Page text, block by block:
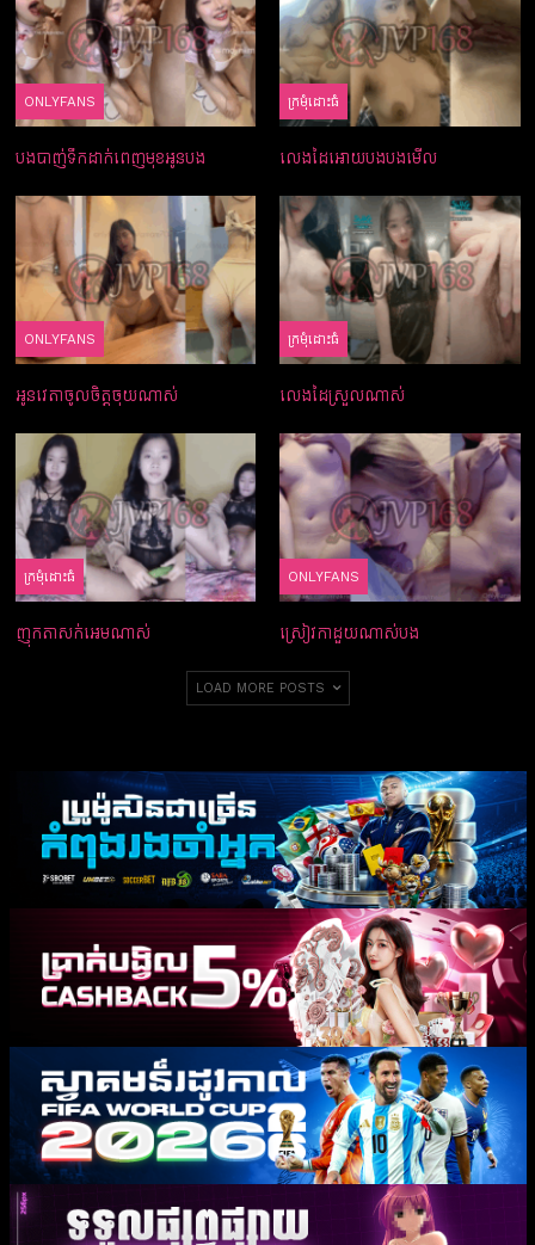
ONLYFANS
បងបាញ់ទឹកដាក់ពេញមុខអូនបង
ក្រមំុដោះធំ
លេងដៃអោយបងបងមើល
ONLYFANS
អូនវេតាចូលចិត្ដចុយណាស់
ក្រមំុដោះធំ
លេងដៃស្រួលណាស់
ក្រមំុដោះធំ
ញុកតាសក់អេមណាស់
ONLYFANS
ស្រៀវកាដួយណាស់បង
LOAD MORE POSTS